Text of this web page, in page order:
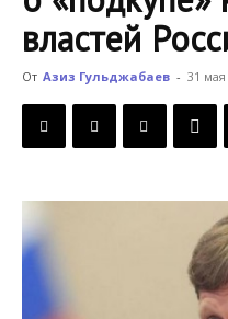
Новости
Кыргызстана
властей
От Азиз Гульджабаев - 31 мая